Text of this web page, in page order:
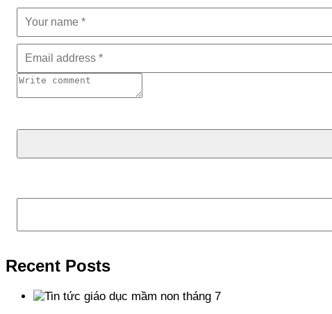
Tìm kiếm
Recent Posts